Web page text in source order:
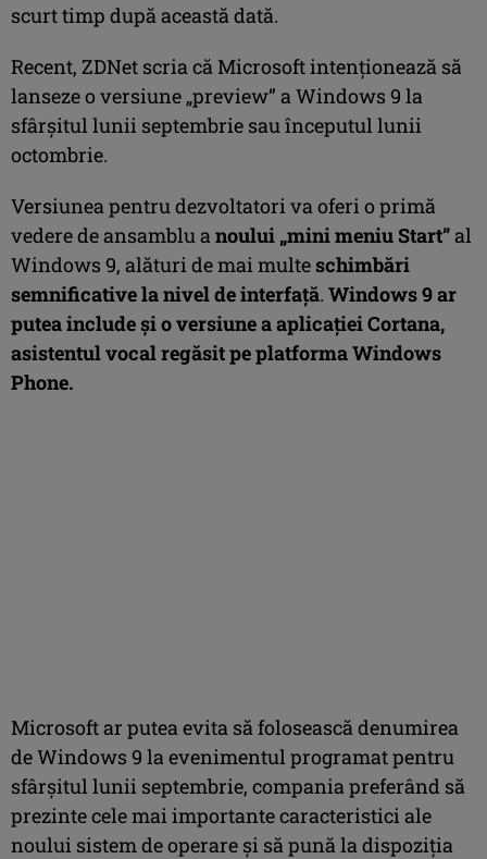
scurt timp după această dată.
Recent, ZDNet scria că Microsoft intenționează să
lanseze o versiune „preview” a Windows 9 la
sfârșitul lunii septembrie sau începutul lunii
octombrie.
Versiunea pentru dezvoltatori va oferi o primă
vedere de ansamblu anoului „mini meniu Start”al
Windows 9, alături de mai multe schimbări
semnificative la nivel de interfață. Windows 9 ar
putea include și o versiune a aplicației Cortana,
asistentul vocal regăsit pe platforma Windows
Phone.
Microsoft ar putea evita să folosească denumirea
de Windows 9 la evenimentul programat pentru
sfârșitul lunii septembrie, compania preferând să
prezinte cele mai importante caracteristici ale
noului sistem de operare și să pună la dispoziția